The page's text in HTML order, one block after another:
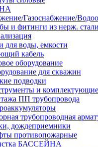
Газоснабжение/
и фитинги из нерж. стали
для воды, емкости
кабель
оборудование
для скважин
подводки
и
ПП трубопровода
трубопроводная
дождеприемники
противопожарные
БАССЕЙНА